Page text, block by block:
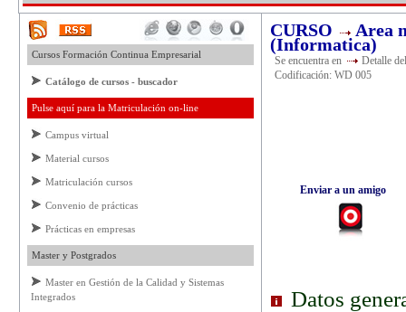
Cursos Formación Continua Empresarial
Catálogo de cursos - buscador
Pulse aquí para la Matriculación on-line
Campus virtual
Material cursos
Matriculación cursos
Convenio de prácticas
Prácticas en empresas
Master y Postgrados
Master en Gestión de la Calidad y Sistemas
Integrados
CURSO Area
(Informatica)
Se encuentra en
Detalle
Codificación: WD 005
Enviar a un amigo
Datos